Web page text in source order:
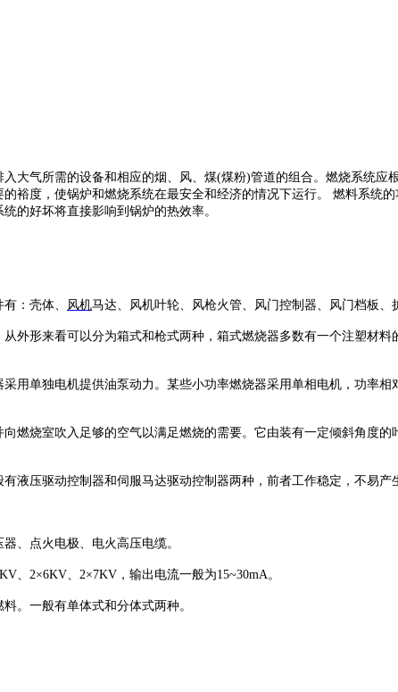
大气所需的设备和相应的烟、风、煤(煤粉)管道的组合。燃烧系统应
裕度，使锅炉和燃烧系统在最安全和经济的情况下运行。 燃料系统
的好坏将直接影响到锅炉的热效率。
：壳体、 风机马达、风机叶轮、风枪火管、风门控制器、风门档板、
外形来看可以分为箱式和枪式两种，箱式燃烧器多数有一个注塑材
用单独电机提供油泵动力。某些小功率燃烧器采用单相电机，功率
燃烧室吹入足够的空气以满足燃烧的需要。它由装有一定倾斜角度
液压驱动控制器和伺服马达驱动控制器两种，前者工作稳定，不易产
、点火电极、电火高压电缆。
、2×6KV、2×7KV，输出电流一般为15~30mA。
。一般有单体式和分体式两种。